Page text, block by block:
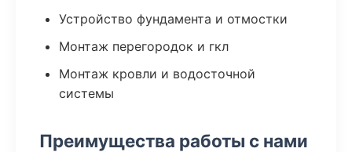
Устройство фундамента и отмостки
Монтаж перегородок и гкл
Монтаж кровли и водосточной
системы
Преимущества работы с нами